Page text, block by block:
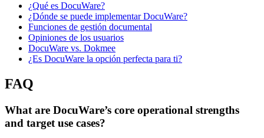
¿Qué es DocuWare?
¿Dónde se puede implementar DocuWare?
Funciones de gestión documental
Opiniones de los usuarios
DocuWare vs. Dokmee
¿Es DocuWare la opción perfecta para ti?
FAQ
What are DocuWare’s core operational strengths
and target use cases?